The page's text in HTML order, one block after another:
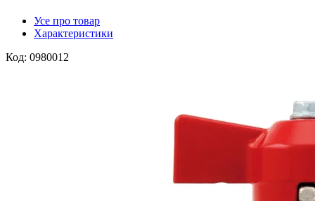
Усе про товар
Характеристики
Код: 0980012